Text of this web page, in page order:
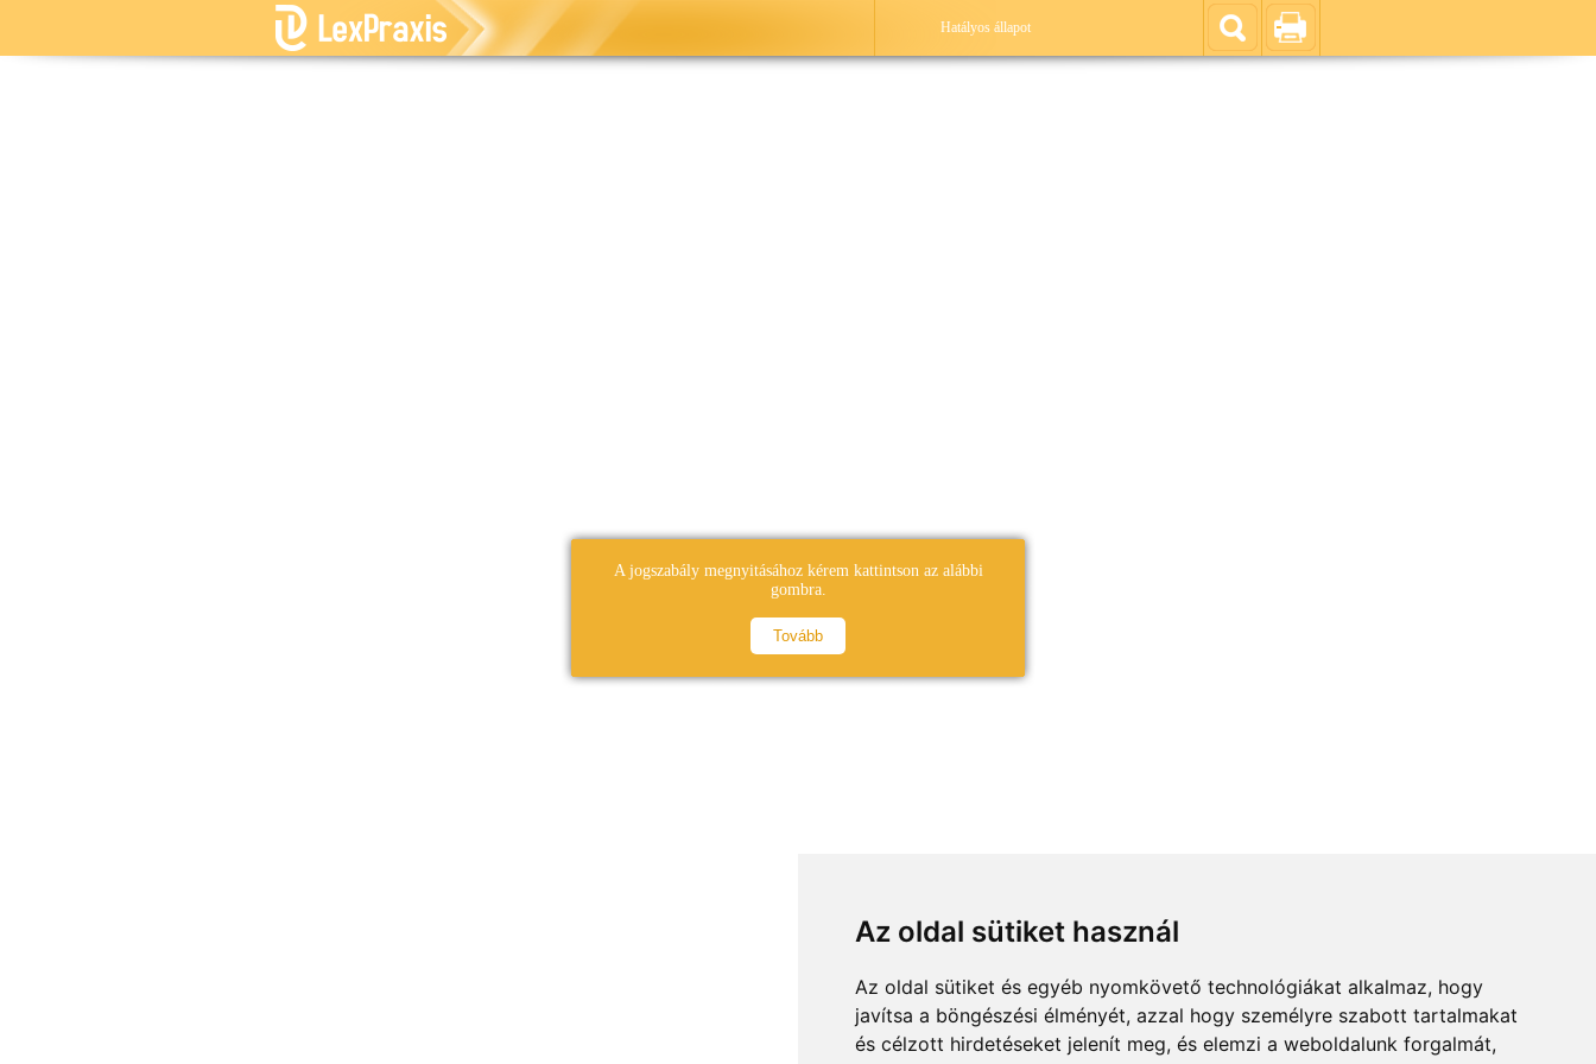
Az oldal sütiket használ
Az oldal sütiket és egyéb nyomkövető technológiákat alkalmaz, hogy
javítsa a böngészési élményét, azzal hogy személyre szabott tartalmakat
és célzott hirdetéseket jelenít meg, és elemzi a weboldalunk forgalmát,
Hatályos állapot
A jogszabály megnyitásához kérem kattintson az alábbi
gombra.
Tovább